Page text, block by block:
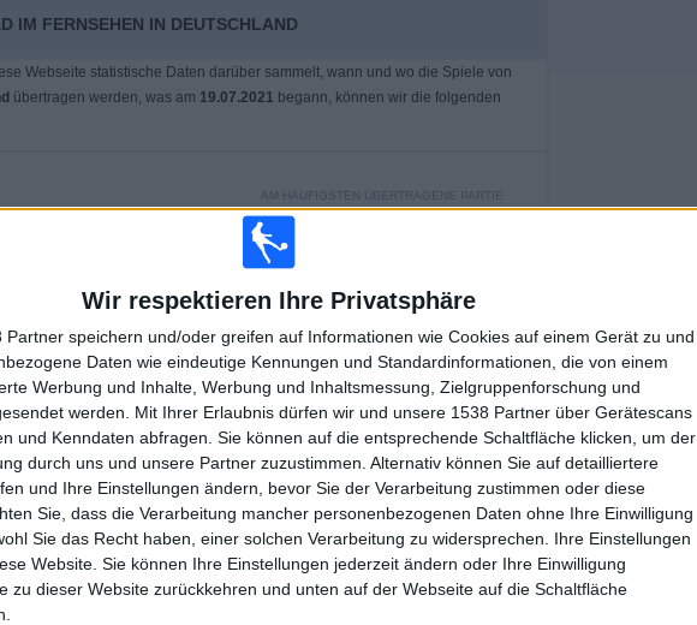
Wir respektieren Ihre Privatsphäre
Partner speichern und/oder greifen auf Informationen wie Cookies auf einem Gerät zu und
Daten wie eindeutige Kennungen und Standardinformationen, die von einem
Werbung und Inhalte, Werbung und Inhaltsmessung, Zielgruppenforschung und
werden.
Mit Ihrer Erlaubnis dürfen wir und unsere 1538 Partner über Gerätescans
und Kenndaten abfragen. Sie können auf die entsprechende Schaltfläche klicken, um der
durch uns und unsere Partner zuzustimmen. Alternativ können Sie auf detailliertere
und Ihre Einstellungen ändern, bevor Sie der Verarbeitung zustimmen oder diese
Sie, dass die Verarbeitung mancher personenbezogenen Daten ohne Ihre Einwilligung
Sie das Recht haben, einer solchen Verarbeitung zu widersprechen. Ihre Einstellungen
Website. Sie können Ihre Einstellungen jederzeit ändern oder Ihre Einwilligung
zu dieser Website zurückkehren und unten auf der Webseite auf die Schaltfläche
IM FERNSEHEN IN DEUTSCHLAND
Webseite statistische Daten darüber sammelt, wann und wo die Spiele von
übertragen werden, was am 19.07.2021 begann, können wir die folgenden
AM HÄUFIGSTEN ÜBERTRAGENE PARTIE
LETZTES PAY-PER-VIEW-SPIEL
S. Tsitsipas - R. Collignon
19.07.2026 Turnier Gstaad por ATP Tennis TV, Sky Sport Tennis
GESAMT
2
TV-KANÄLE
TAGE
1842
OHNE
KOSTENLOSES
DURCHSCHNITT
1,2
KANÄLE PRO
SPIEL